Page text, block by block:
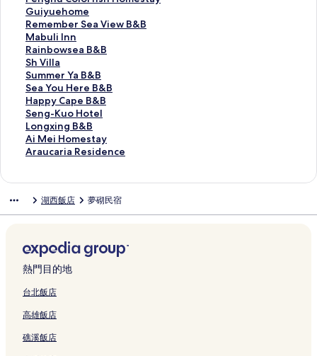
S
h
e
r
a
t
o
n
P
e
n
g
連
結
&
B
的
連
結
e
s
t
h
o
u
s
e
的
連
結
的
連
結
s
e
的
連
結
g
h
u
的
連
結
u
t
o
u
B
&
B
的
連
結
t
y
l
e
E
a
s
y
S
t
a
y
m
a
n
V
i
l
l
a
的
連
結
n
g
J
i
n
H
a
i
A
n
的
連
n
g
h
u
N
o
a
h
'
s
A
r
結
e
n
g
h
u
C
o
l
o
r
f
i
m
t
a
y
的
結
Guiyuehome
G
u
i
y
u
e
h
o
m
e
的
連
Remember Sea View B&B
R
e
m
e
m
b
e
r
S
e
a
B
的
連
結
Mabuli Inn
M
a
b
u
l
i
I
n
n
的
Rainbowsea B&B
R
a
i
n
b
o
w
s
e
的
Sh Villa
S
h
V
i
l
l
a
的
Summer Ya B&B
S
u
m
m
e
r
Y
的
Sea You Here B&B
S
e
a
Y
o
u
B
的
連
結
Happy Cape B&B
H
a
p
p
y
B
的
連
結
Seng-Kuo Hotel
S
e
n
g
H
e
l
的
連
Longxing B&B
L
o
n
g
B
的
連
結
Ai Mei Homestay
A
i
o
s
t
a
y
連
Araucaria Residence
A
a
a
R
e
s
d
n
湖西飯店 夢砌民宿
熱門目的地
台北飯店
高雄飯店
礁溪飯店